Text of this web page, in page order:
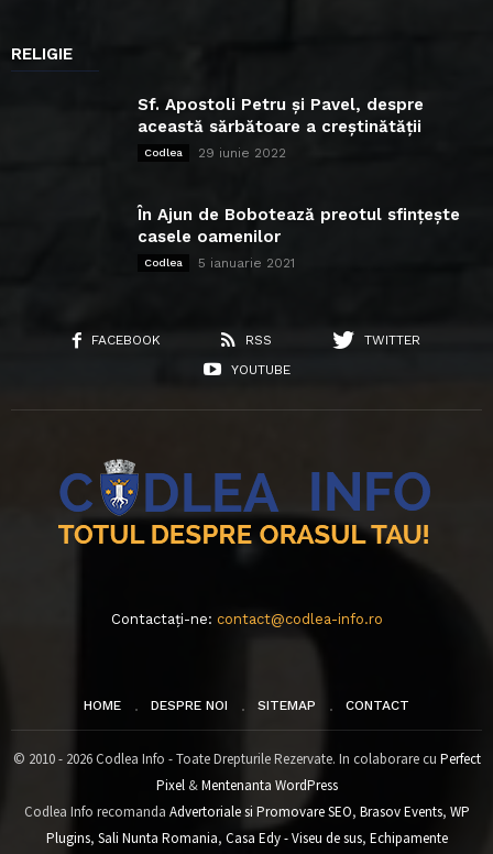
RELIGIE
Sf. Apostoli Petru și Pavel, despre
această sărbătoare a creștinătății
Codlea 29 iunie 2022
În Ajun de Bobotează preotul sfințește
casele oamenilor
Codlea 5 ianuarie 2021
FACEBOOK RSS
TWITTER
YOUTUBE
Contactați-ne: contact@codlea-info.ro
HOME DESPRE NOI SITEMAP CONTACT
© 2010 - 2026 Codlea Info - Toate Drepturile Rezervate. In colaborare cu Perfect
Pixel&Mentenanta WordPress
Codlea Info recomanda Advertoriale si Promovare SEO, Brasov Events, WP
Plugins, Sali Nunta Romania, Casa Edy - Viseu de sus, Echipamente